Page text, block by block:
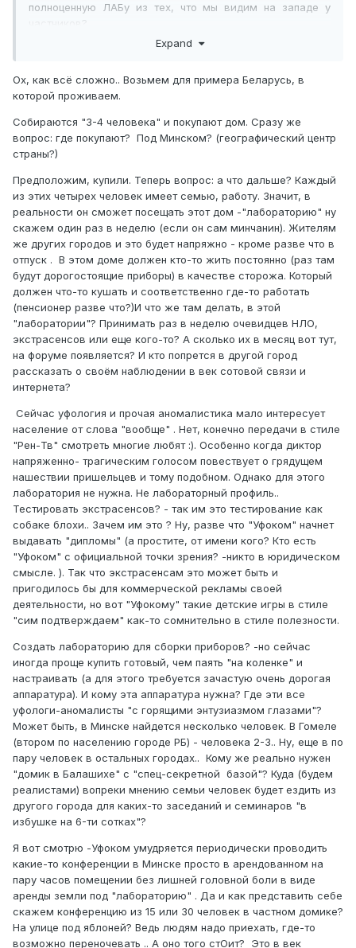
полноценную ЛАБу из тех, что мы видим на западе у
частников?
Мотивация такая: Удобство работы (лучше, чем сидеть в
кв. метрах). Безопаснее во всех смыслах (и очевидно
почему). Земельный участок дешевле. Строение
постоянно за ним может, кто то приглядывать или даже
жить там. Если надо что-то помочь сделать поддержать,
подать, дистанционно проверить - опять же удобно.
Отдыхать тоже можно. Постоянно можно повышать
квалификацию, когда каждый изучает и рассказывает
что то новое. Можно приглашать других людей на мини
конференции и семинары по обмену опытом. Приборы
сообща дешевле, тем более что пользуешься ими не
каждый день. Можно даже свой сайт сделать и
рекламировать свои успехи. И т.д. Масса преимуществ.
Expand
Ох, как всё сложно.. Возьмем для примера Беларусь, в
которой проживаем.
Собираются "3-4 человека" и покупают дом. Сразу же
вопрос: где покупают? Под Минском? (географический центр
страны?)
Предположим, купили. Теперь вопрос: а что дальше? Каждый
из этих четырех человек имеет семью, работу. Значит, в
реальности он сможет посещать этот дом -"лабораторию" ну
скажем один раз в неделю (если он сам минчанин). Жителям
же других городов и это будет напряжно - кроме разве что в
отпуск . В этом доме должен кто-то жить постоянно (раз там
будут дорогостоящие приборы) в качестве сторожа. Который
должен что-то кушать и соответственно где-то работать
(пенсионер разве что?)И что же там делать, в этой
"лаборатории"? Принимать раз в неделю очевидцев НЛО,
экстрасенсов или еще кого-то? А сколько их в месяц вот тут,
на форуме появляется? И кто попрется в другой город
рассказать о своём наблюдении в век сотовой связи и
интернета?
Сейчас уфология и прочая аномалистика мало интересует
население от слова "вообще" . Нет, конечно передачи в стиле
"Рен-Тв" смотреть многие любят :). Особенно когда диктор
напряженно- трагическим голосом повествует о грядущем
нашествии пришельцев и тому подобном. Однако для этого
лаборатория не нужна. Не лабораторный профиль..
Тестировать экстрасенсов? - так им это тестирование как
собаке блохи.. Зачем им это ? Ну, разве что "Уфоком" начнет
выдавать "дипломы" (а простите, от имени кого? Кто есть
"Уфоком" с официальной точки зрения? -никто в юридическом
смысле. ). Так что экстрасенсам это может быть и
пригодилось бы для коммерческой рекламы своей
деятельности, но вот "Уфокому" такие детские игры в стиле
"сим подтверждаем" как-то сомнительно в стиле полезности.
Создать лабораторию для сборки приборов? -но сейчас
иногда проще купить готовый, чем паять "на коленке" и
настраивать (а для этого требуется зачастую очень дорогая
аппаратура). И кому эта аппаратура нужна? Где эти все
уфологи-аномалисты "с горящими энтузиазмом глазами"?
Может быть, в Минске найдется несколько человек. В Гомеле
(втором по населению городе РБ) - человека 2-3.. Ну, еще в по
пару человек в остальных городах.. Кому же реально нужен
"домик в Балашихе" с "спец-секретной базой"? Куда (будем
реалистами) вопреки мнению семьи человек будет ездить из
другого города для каких-то заседаний и семинаров "в
избушке на 6-ти сотках"?
Я вот смотрю -Уфоком умудряется периодически проводить
какие-то конференции в Минске просто в арендованном на
пару часов помещении без лишней головной боли в виде
аренды земли под "лабораторию" . Да и как представить себе
скажем конференцию из 15 или 30 человек в частном домике?
На улице под яблоней? Ведь людям надо приехать, где-то
возможно переночевать .. А оно того стОит? Это в век